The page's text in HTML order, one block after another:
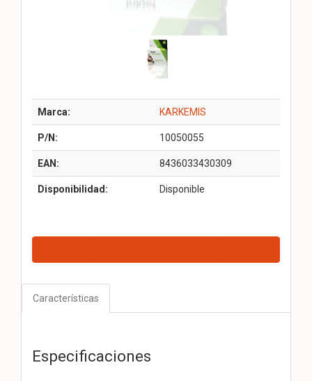
Marca: KARKEMIS
P/N: 10050055
EAN: 8436033430309
Disponibilidad: Disponible
Características
Especificaciones